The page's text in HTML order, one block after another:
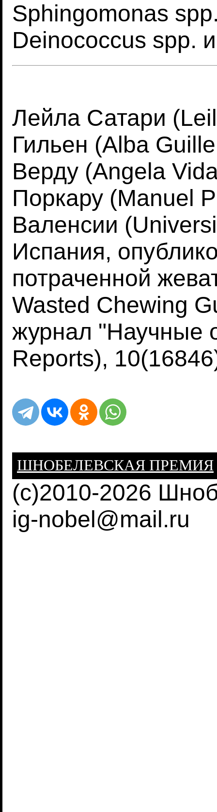
Sphingomonas
Deinococcus spp.
Лейла Сатари
Гильен (Alba
Верду (Angela
Поркару (Manuel
Валенсии
Испания,
потраченной
Wasted Chewing
журнал "Научные
Reports),
ШНОБЕЛЕВСКАЯ ПРЕМИЯ
(c)2010-2026
ig-nobel@mail.ru